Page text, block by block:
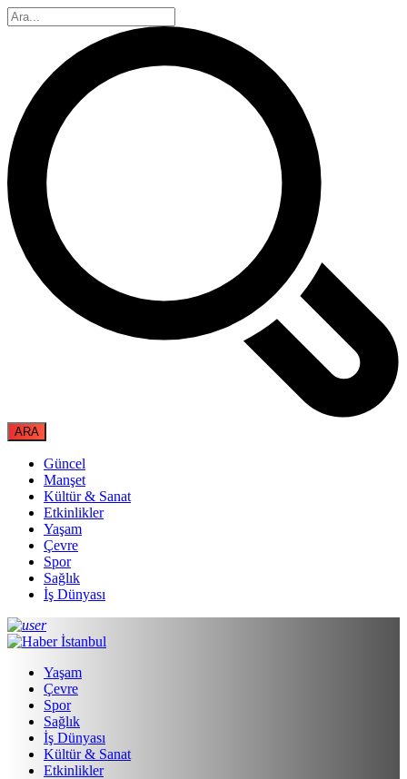
Güncel
Manşet
Kültür & Sanat
Etkinlikler
Yaşam
Çevre
Spor
Sağlık
İş Dünyası
Yaşam
Çevre
Spor
Sağlık
İş Dünyası
Kültür & Sanat
Etkinlikler